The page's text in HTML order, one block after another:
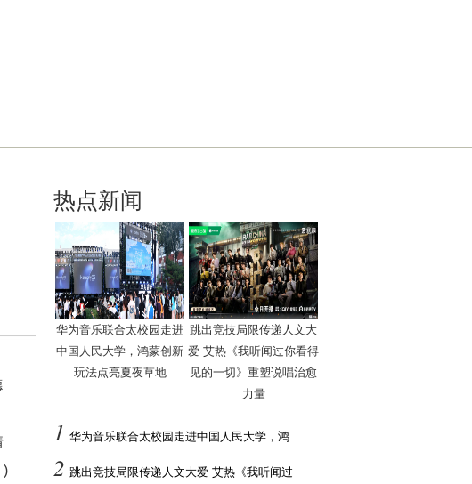
)
热点新闻
华为音乐联合太校园走进
中国人民大学，鸿蒙创新
玩法点亮夏夜草地
跳出竞技局限传递人文大
爱 艾热《我听闻过你看得
见的一切》重塑说唱治愈
力量
1 华为音乐联合太校园走进中国人民大学，鸿
2 跳出竞技局限传递人文大爱 艾热《我听闻过